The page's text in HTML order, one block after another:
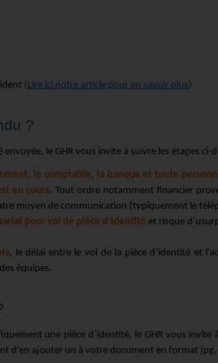
( Lire ici notre article pour en savoir plus)
?
le GHR vous invite à suivre les étapes ci-
le comptable, la banque et toute
en cours. Tout ordre notamment financier
moyen de communication (typiquement le
pour vol de pièce d’identité et risque
, le délai entre le vol de la pièce d’identité et
équipes.
une pièce d’identité, le GHR vous invite
d’en ajouter un à votre document en format